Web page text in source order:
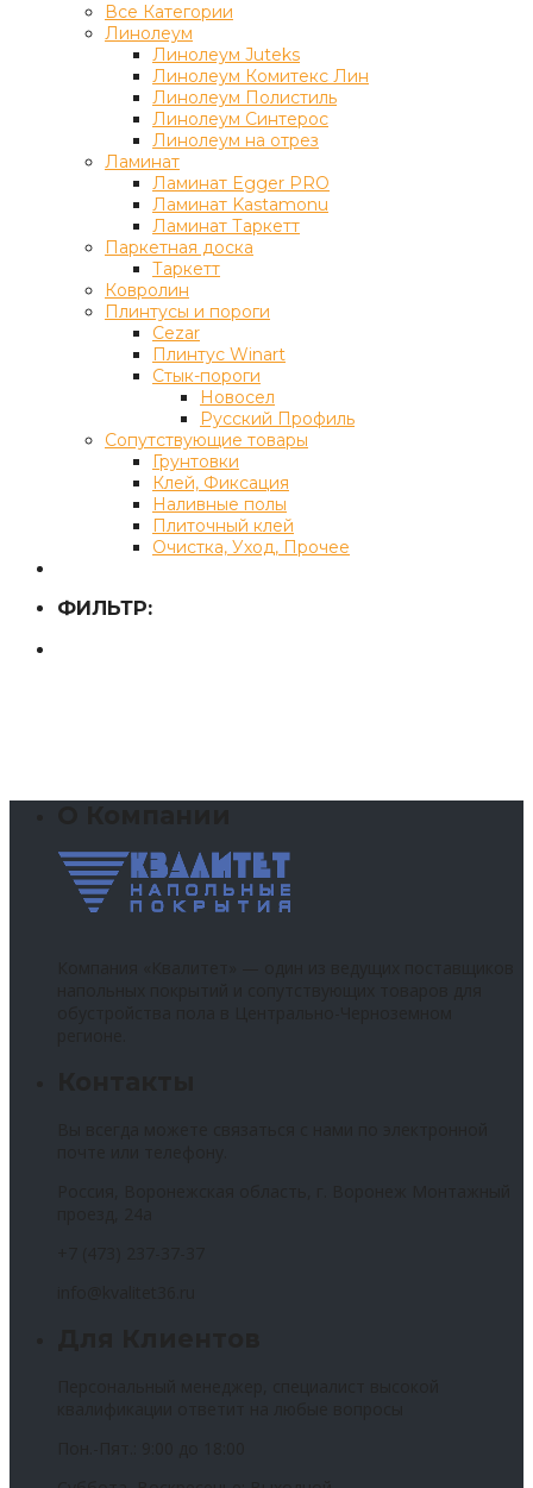
Все Категории
Линолеум
Линолеум Juteks
Линолеум Комитекс Лин
Линолеум Полистиль
Линолеум Синтерос
Линолеум на отрез
Ламинат
Ламинат Egger PRO
Ламинат Kastamonu
Ламинат Таркетт
Паркетная доска
Таркетт
Ковролин
Плинтусы и пороги
Cezar
Плинтус Winart
Стык-пороги
Новосел
Русский Профиль
Сопутствующие товары
Грунтовки
Клей, Фиксация
Наливные полы
Плиточный клей
Очистка, Уход, Прочее
ФИЛЬТР: